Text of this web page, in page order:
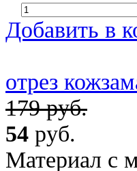
Добавить в
отрез
179 руб.
54 руб.
Материал с